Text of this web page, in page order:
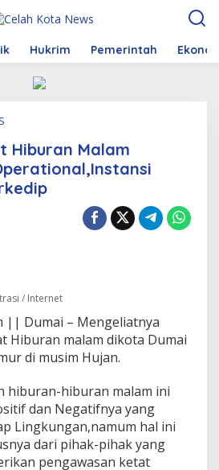
Hukrim Pemerintah
n
y
a
k
H
u
r
a
M
a
l
a
m
Hiburan Malam
/ Internet
|| Dumai – Mengeliatnya
Hiburan malam dikota Dumai
di musim Hujan.
hiburan-hiburan malam ini
dan Negatifnya yang
Lingkungan,namum hal ini
dari pihak-pihak yang
pengawasan ketat